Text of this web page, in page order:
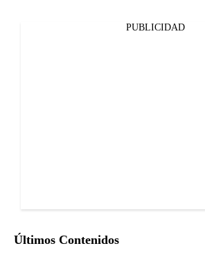
PUBLICIDAD
Últimos Contenidos